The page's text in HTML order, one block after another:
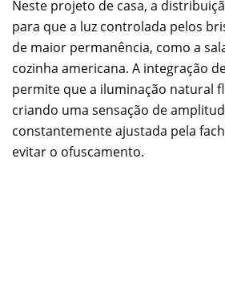
Neste projeto de casa, a
para que a luz controlada pelos
de maior permanência, como a
cozinha americana. A integração
permite que a iluminação natural
criando uma sensação de
constantemente ajustada pela
evitar o ofuscamento.